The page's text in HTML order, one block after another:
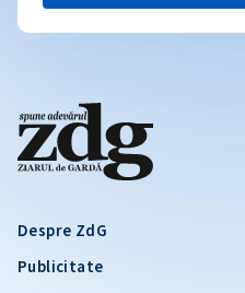
Despre ZdG
Publicitate